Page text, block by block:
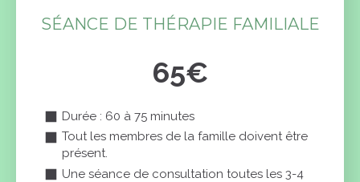
SÉANCE DE THÉRAPIE FAMILIALE
65€
Durée : 60 à 75 minutes
Tout les membres de la famille doivent être
présent.
Une séance de consultation toutes les 3-4